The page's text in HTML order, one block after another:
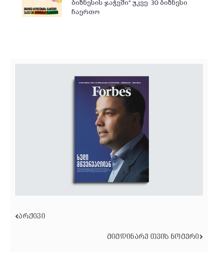
ბიზნესის ჯაჭვში“ უკვე 30 ბიზნესი
ჩაერთო
ᲐᲠᲥᲘᲕᲘ
ᲛᲘᲛᲓᲘᲜᲐᲠᲔ ᲗᲕᲘᲡ ᲜᲝᲛᲔᲠᲘ